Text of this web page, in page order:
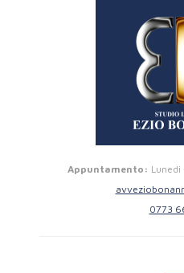
Appuntamento:
0773